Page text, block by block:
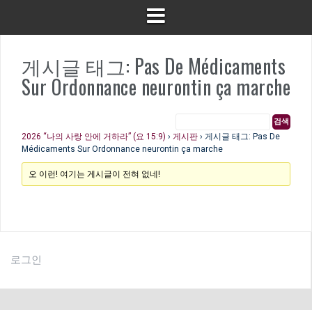
게시글 태그: Pas De Médicaments
Sur Ordonnance neurontin ça marche
2026 “나의 사랑 안에 거하라” (요 15:9) › 게시판 › 게시글 태그: Pas De
Médicaments Sur Ordonnance neurontin ça marche
오 이런! 여기는 게시글이 전혀 없네!
로그인